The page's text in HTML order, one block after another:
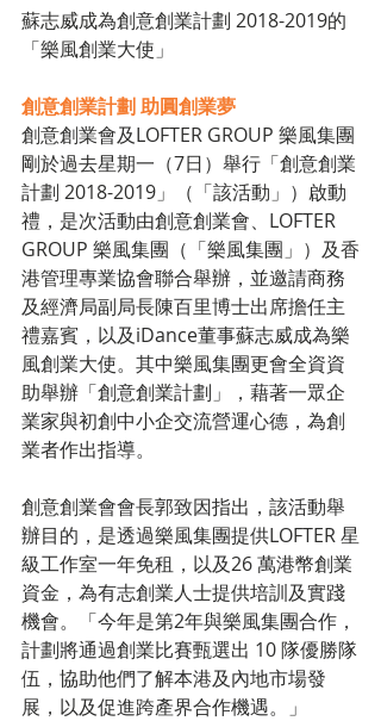
蘇志威成為創意創業計劃 2018-2019的
「樂風創業大使」
創意創業計劃 助圓創業夢
創意創業會及LOFTER GROUP 樂風集團
剛於過去星期一（7日）舉行「創意創業
計劃 2018-2019」（「該活動」）啟動
禮，是次活動由創意創業會、LOFTER
GROUP 樂風集團（「樂風集團」）及香
港管理專業協會聯合舉辦，並邀請商務
及經濟局副局長陳百里博士出席擔任主
禮嘉賓，以及iDance董事蘇志威成為樂
風創業大使。其中樂風集團更會全資資
助舉辦「創意創業計劃」，藉著一眾企
業家與初創中小企交流營運心德，為創
業者作出指導。
創意創業會會長郭致因指出，該活動舉
辦目的，是透過樂風集團提供LOFTER 星
級工作室一年免租，以及26 萬港幣創業
資金，為有志創業人士提供培訓及實踐
機會。「今年是第2年與樂風集團合作，
計劃將通過創業比賽甄選出 10 隊優勝隊
伍，協助他們了解本港及內地市場發
展，以及促進跨產界合作機遇。」